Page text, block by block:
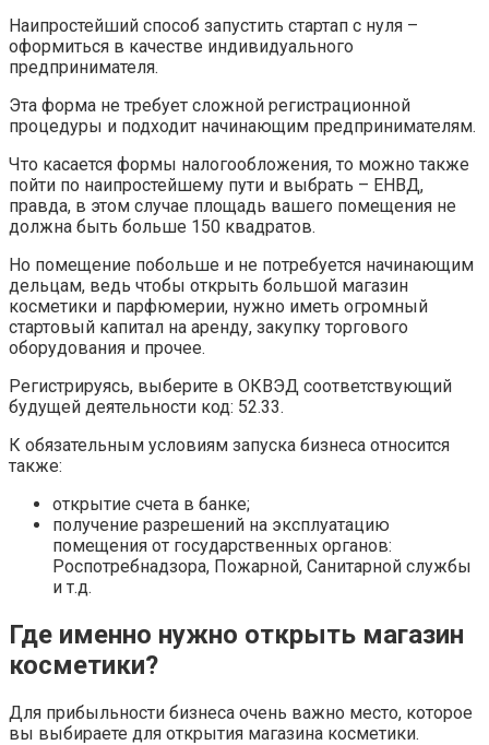
Наипростейший способ запустить стартап с нуля –
оформиться в качестве индивидуального
предпринимателя.
Эта форма не требует сложной регистрационной
процедуры и подходит начинающим предпринимателям.
Что касается формы налогообложения, то можно также
пойти по наипростейшему пути и выбрать – ЕНВД,
правда, в этом случае площадь вашего помещения не
должна быть больше 150 квадратов.
Но помещение побольше и не потребуется начинающим
дельцам, ведь чтобы открыть большой магазин
косметики и парфюмерии, нужно иметь огромный
стартовый капитал на аренду, закупку торгового
оборудования и прочее.
Регистрируясь, выберите в ОКВЭД соответствующий
будущей деятельности код: 52.33.
К обязательным условиям запуска бизнеса относится
также:
открытие счета в банке;
получение разрешений на эксплуатацию
помещения от государственных органов:
Роспотребнадзора, Пожарной, Санитарной службы
и т.д.
Где именно нужно открыть магазин
косметики?
Для прибыльности бизнеса очень важно место, которое
вы выбираете для открытия магазина косметики.